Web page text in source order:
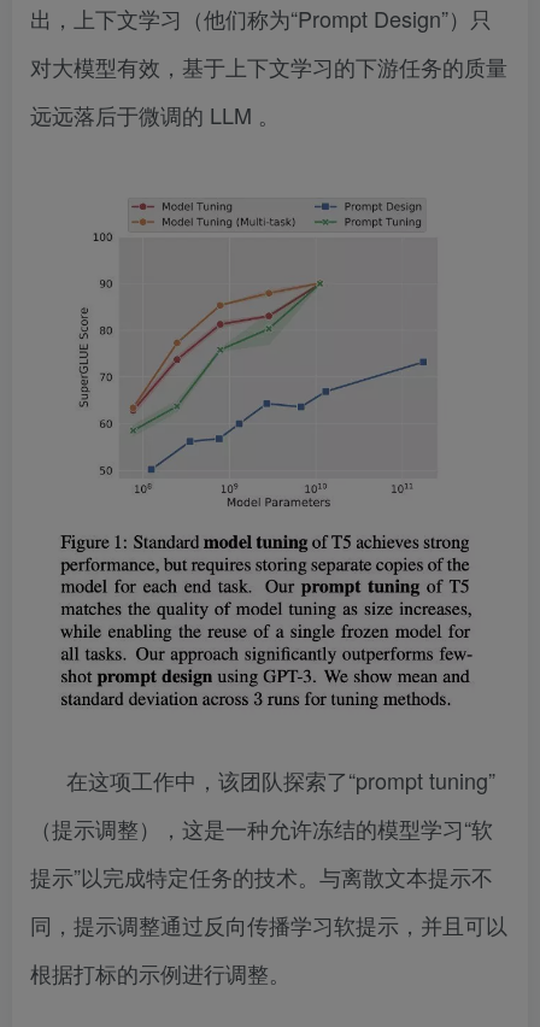
出，上下文学习（他们称为“Prompt Design”）只
对大模型有效，基于上下文学习的下游任务的质量
远远落后于微调的 LLM 。
在这项工作中，该团队探索了“prompt tuning”
（提示调整），这是一种允许冻结的模型学习“软
提示”以完成特定任务的技术。与离散文本提示不
同，提示调整通过反向传播学习软提示，并且可以
根据打标的示例进行调整。